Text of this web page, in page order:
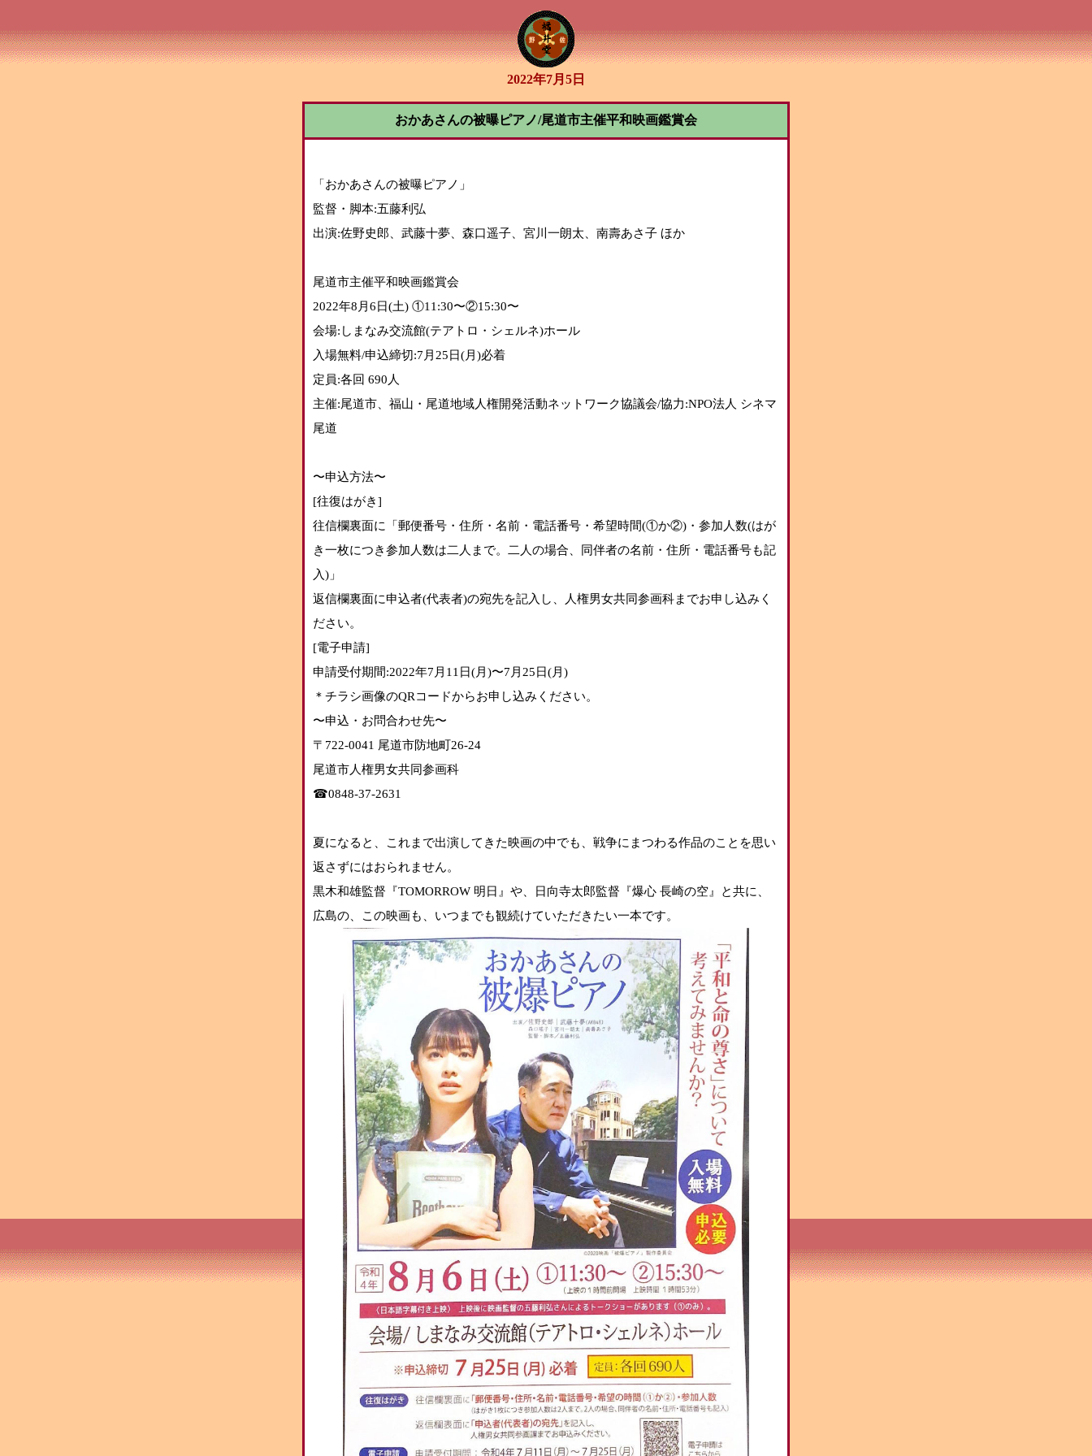
2022年7月5日
おかあさんの被曝ピアノ/尾道市主催平和映画鑑賞会
「おかあさんの被曝ピアノ」
監督・脚本:五藤利弘
出演:佐野史郎、武藤十夢、森口遥子、宮川一朗太、南壽あさ子 ほか
尾道市主催平和映画鑑賞会
2022年8月6日(土) ①11:30〜②15:30〜
会場:しまなみ交流館(テアトロ・シェルネ)ホール
入場無料/申込締切:7月25日(月)必着
定員:各回 690人
主催:尾道市、福山・尾道地域人権開発活動ネットワーク協議会/協力:NPO法人 シネマ
尾道
〜申込方法〜
[往復はがき]
往信欄裏面に「郵便番号・住所・名前・電話番号・希望時間(①か②)・参加人数(はが
き一枚につき参加人数は二人まで。二人の場合、同伴者の名前・住所・電話番号も記
入)」
返信欄裏面に申込者(代表者)の宛先を記入し、人権男女共同参画科までお申し込みく
ださい。
[電子申請]
申請受付期間:2022年7月11日(月)〜7月25日(月)
＊チラシ画像のQRコードからお申し込みください。
〜申込・お問合わせ先〜
〒722-0041 尾道市防地町26-24
尾道市人権男女共同参画科
☎︎0848-37-2631
夏になると、これまで出演してきた映画の中でも、戦争にまつわる作品のことを思い
返さずにはおられません。
黒木和雄監督『TOMORROW 明日』や、日向寺太郎監督『爆心 長崎の空』と共に、
広島の、この映画も、いつまでも観続けていただきたい一本です。